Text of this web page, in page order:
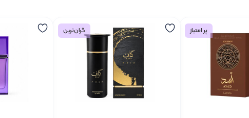
پر امتیاز گران‌ترین